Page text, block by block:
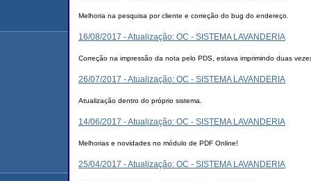
Melhoria na pesquisa por cliente e correção do bug do endereço.
16/08/2017 - Atualização: OC - SISTEMA LAVANDERIA
Correção na impressão da nota pelo PDS, estava imprimindo duas
26/07/2017 - Atualização: OC - SISTEMA LAVANDERIA
Atualização dentro do próprio sistema.
14/06/2017 - Atualização: OC - SISTEMA LAVANDERIA
Melhorias e novidades no módulo de PDF Online!
25/04/2017 - Atualização: OC - SISTEMA LAVANDERIA